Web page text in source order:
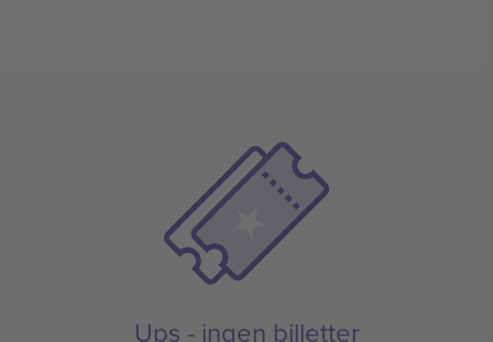
Ups - ingen billetter